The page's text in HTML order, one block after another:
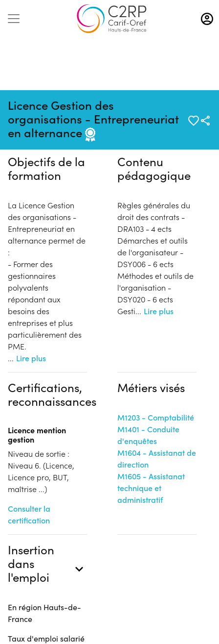
Aller
au
contenu
Licence Gestion des
organisations - Entrepreneuriat
en alternance
Pas de session programmée en
ce moment
Objectifs de la
formation
La Licence Gestion
des organisations -
Entrepreneuriat en
alternance permet de
:
- Former des
gestionnaires
polyvalents
répondant aux
besoins des
entreprises et plus
particulièrement des
PME.
... Lire plus
Contenu
pédagogique
Règles générales du
droit des contrats -
DRA103 - 4 ects
Démarches et outils
de l'organisateur -
DSY006 - 6 ects
Méthodes et outils de
l'organisation -
DSY020 - 6 ects
Gesti... Lire plus
Certifications,
reconnaissances
Licence mention
gestion
Niveau de sortie :
Niveau 6. (Licence,
Licence pro, BUT,
maîtrise ...)
Consulter la
certification
Métiers visés
M1203 - Comptabilité
M1401 - Conduite
d'enquêtes
M1604 - Assistanat de
direction
M1605 - Assistanat
technique et
administratif
Insertion
dans
l'emploi
En région Hauts-de-
France
Taux d'emploi salarié